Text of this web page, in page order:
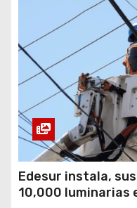
Edesur instala,
10,000 luminarias